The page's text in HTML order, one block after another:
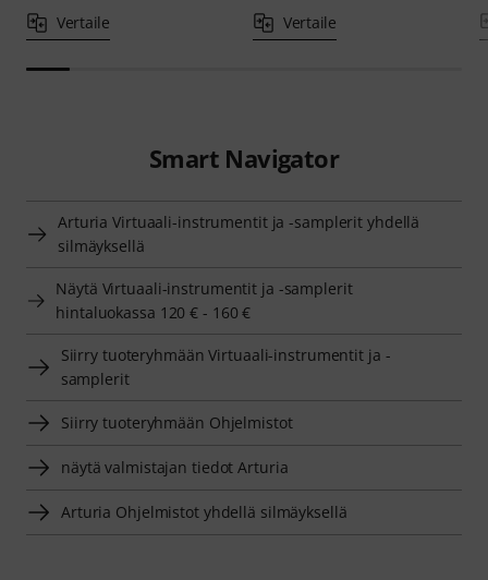
Vertaile Vertaile
Smart Navigator
Arturia Virtuaali-instrumentit ja -samplerit yhdellä
silmäyksellä
Näytä Virtuaali-instrumentit ja -samplerit
hintaluokassa 120 € - 160 €
Siirry tuoteryhmään Virtuaali-instrumentit ja -
samplerit
Siirry tuoteryhmään Ohjelmistot
näytä valmistajan tiedot Arturia
Arturia Ohjelmistot yhdellä silmäyksellä